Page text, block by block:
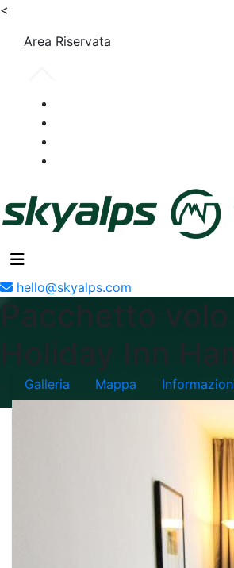
<
Area Riservata
hello@skyalps.com
Pacchetto volo
Holiday Inn
Galleria Mappa